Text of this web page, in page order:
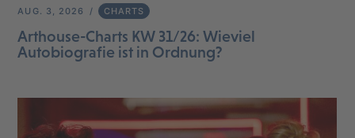
AUG. 3, 2026 CHARTS
Arthouse-Charts KW 31/26: Wieviel
Autobiografie ist in Ordnung?